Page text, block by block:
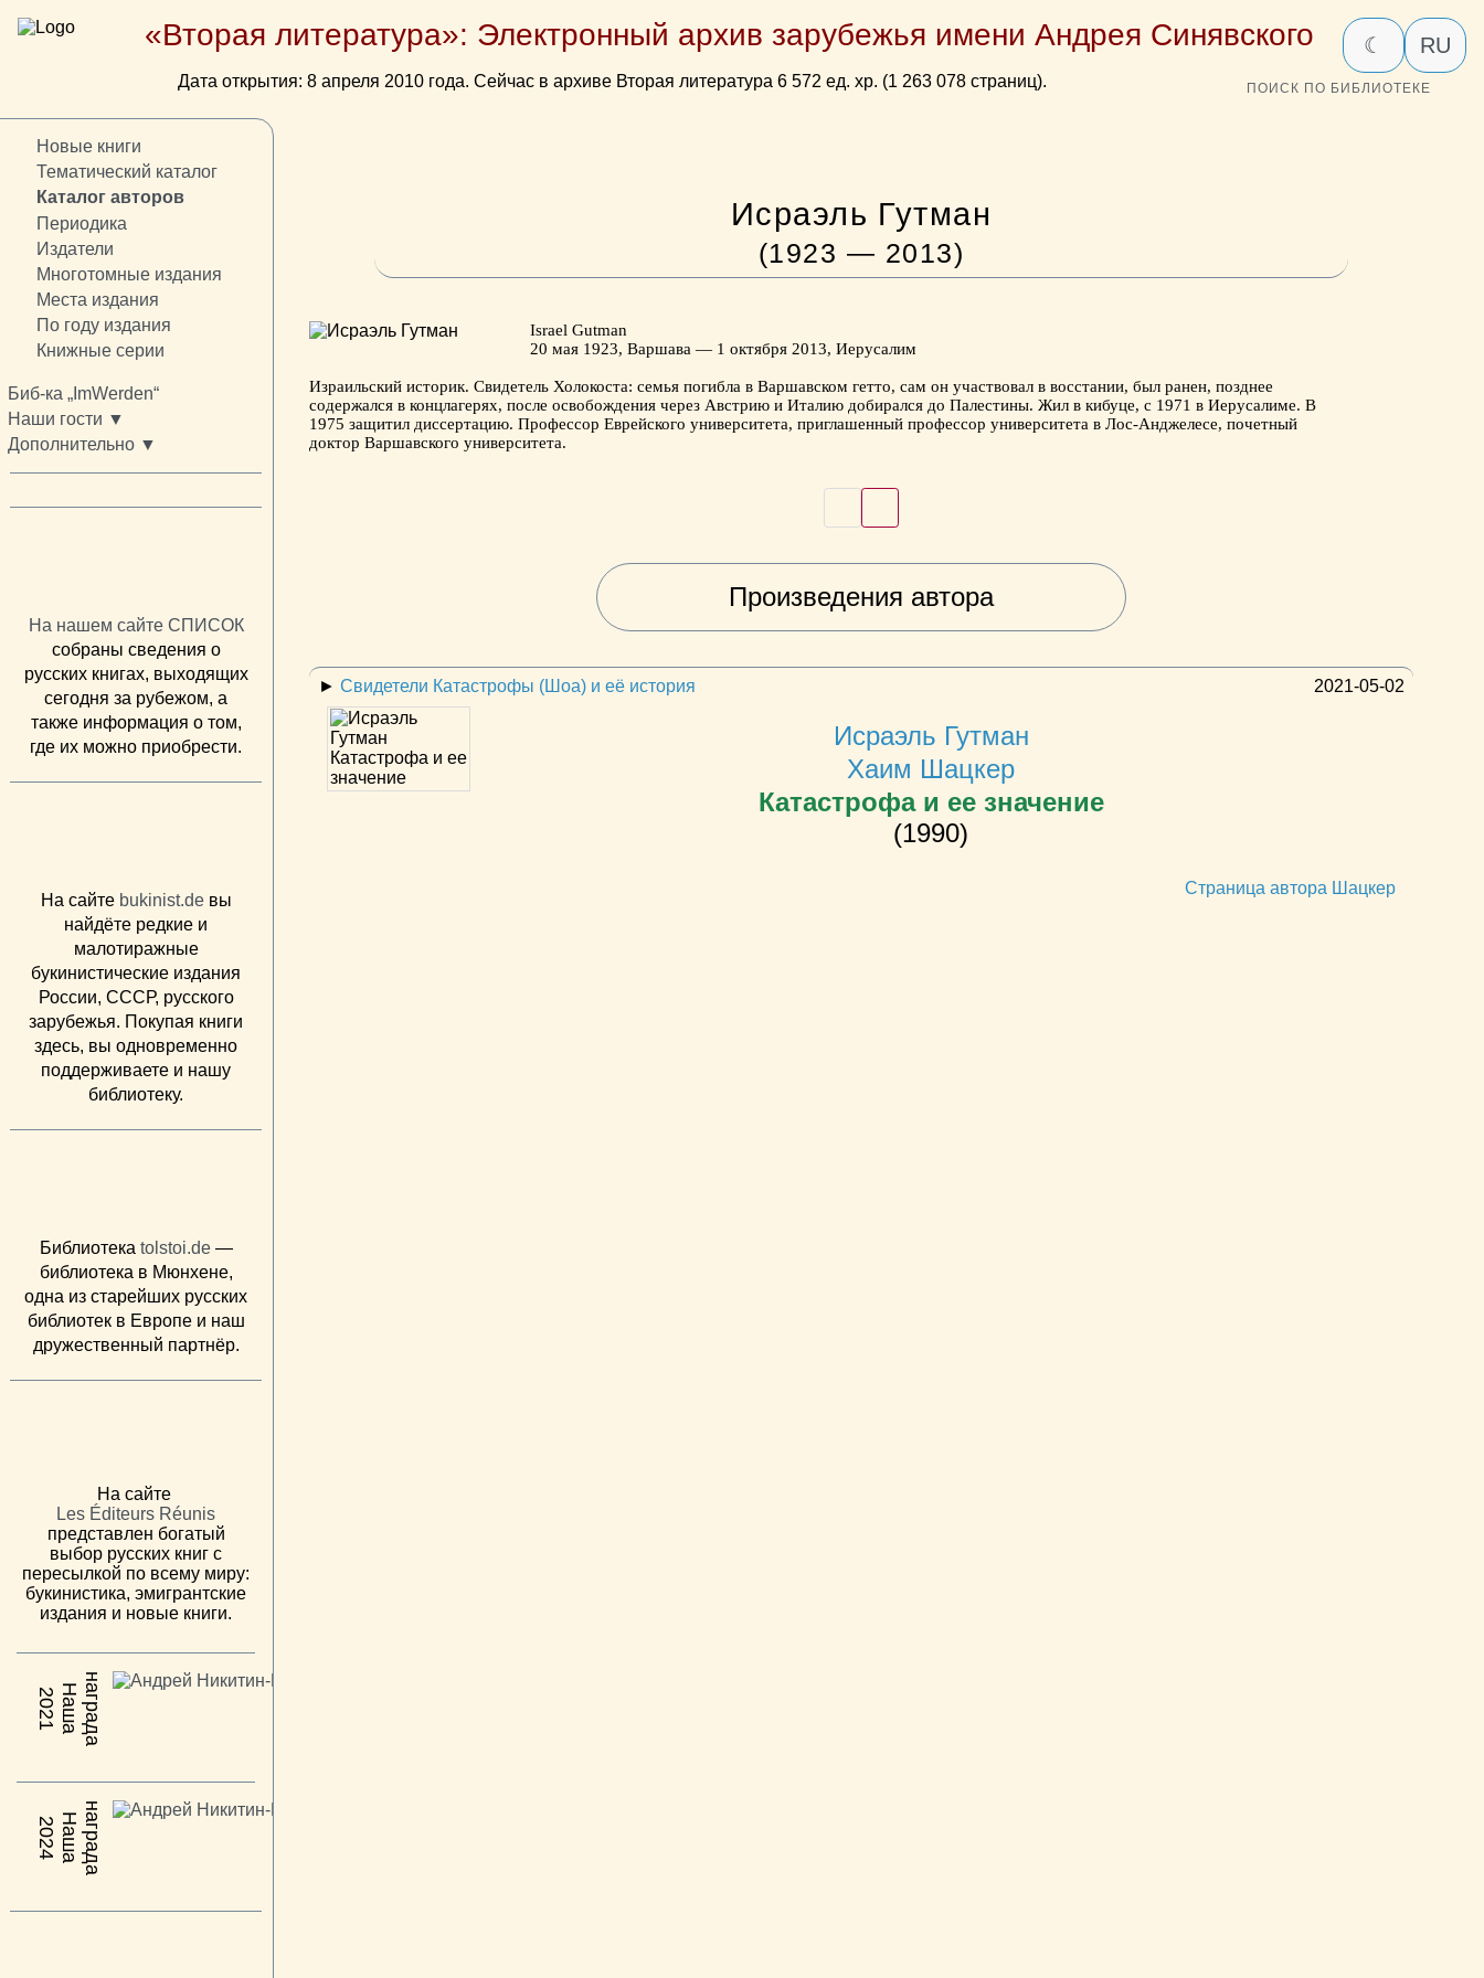
«Вторая литература»: Электронный архив зарубежья имени Андрея Синявского
Дата открытия: 8 апреля 2010 года. Сейчас в архиве Вторая литература 6 572 ед. хр. (1 263 078 страниц).
☾ RU
ПОИСК ПО БИБЛИОТЕКЕ
Новые книги
Тематический каталог
Каталог авторов
Периодика
Издатели
Многотомные издания
Места издания
По году издания
Книжные серии
Биб-ка „ImWerden“
Наши гости ▼
Дополнительно ▼
На нашем сайте СПИСОК
собраны сведения о
русских книгах, выходящих
сегодня за рубежом, а
также информация о том,
где их можно приобрести.
На сайте bukinist.deвы
найдёте редкие и
малотиражные
букинистические издания
России, СССР, русского
зарубежья. Покупая книги
здесь, вы одновременно
поддерживаете и нашу
библиотеку.
Библиотека tolstoi.de—
библиотека в Мюнхене,
одна из старейших русских
библиотек в Европе и наш
дружественный партнёр.
На сайте
Les Éditeurs Réunis
представлен богатый
выбор русских книг с
пересылкой по всему миру:
букинистика, эмигрантские
издания и новые книги.
2021 Н
а
ш
ан
а
г
р
а
да
2024 Н
а
ш
ан
а
г
р
а
да
Исраэль Гутман
(1923 — 2013)
Israel Gutman
20 мая 1923, Варшава — 1 октября 2013, Иерусалим
Израильский историк. Свидетель Холокоста: семья погибла в Варшавском гетто, сам он участвовал в восстании, был ранен, позднее
содержался в концлагерях, после освобождения через Австрию и Италию добирался до Палестины. Жил в кибуце, с 1971 в Иерусалиме. В
1975 защитил диссертацию. Профессор Еврейского университета, приглашенный профессор университета в Лос-Анджелесе, почетный
доктор Варшавского университета.
Произведения автора
► Свидетели Катастрофы (Шоа) и её история 2021-05-02
Исраэль Гутман
Хаим Шацкер
Катастрофа и ее значение
(1990)
Страница автора Шацкер